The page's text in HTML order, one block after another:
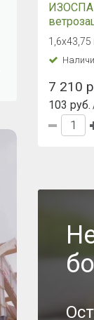
7 210
103 руб.